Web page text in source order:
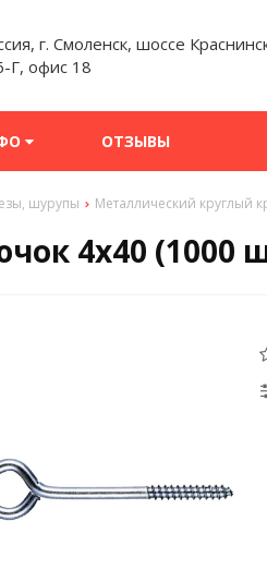
г. Смоленск, шоссе
Г, офис 18
ОТЗЫВЫ
шурупы Металлический круглый
4х40 (1000